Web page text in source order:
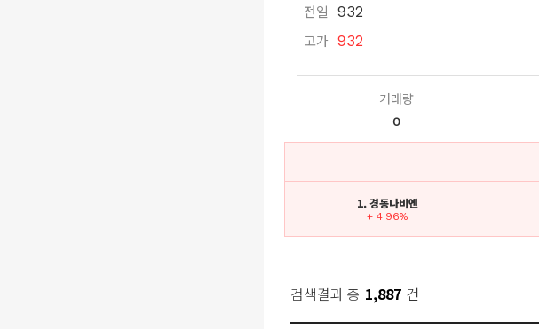
전일 932
고가 932
거래량
0
1. 경동나비엔
+ 4.96%
검색결과 총 1,887 건